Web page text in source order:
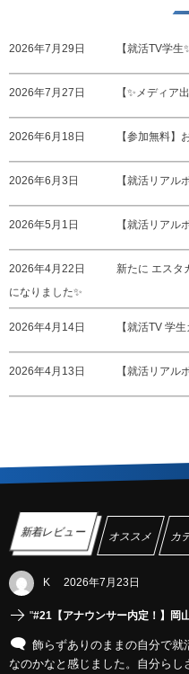
2026年7月29日 【就活TV学生
2026年7月27日 【✨メディア
2026年6月18日 【参加無料】
2026年6月3日 【就活リアル
2026年5月1日 【就活リアル
2026年4月22日
新たに エスタ
になりました✨
2026年4月14日 【就活TV 学
2026年4月13日 【就活リアル
新着レビュー オススメ カ
K 2026年7月23日
"#21【アナウンサー内定！】
飾らずありのままの自分で就
なのかなと感じました。自分ら